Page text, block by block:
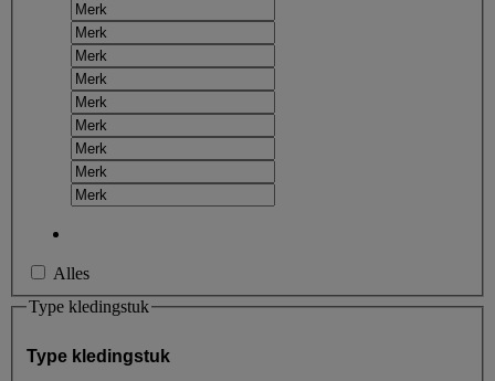
Alles
Type kledingstuk
Type kledingstuk